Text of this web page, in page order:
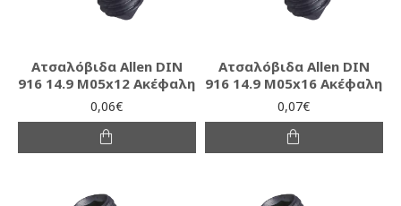
Ατσαλόβιδα Allen DIN
916 14.9 M05x12 Ακέφαλη
0,06€
Ατσαλόβιδα Allen DIN
916 14.9 M05x16 Ακέφαλη
0,07€